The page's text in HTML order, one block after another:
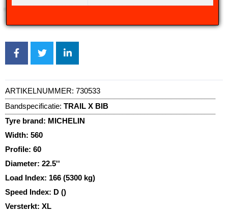
ARTIKELNUMMER: 730533
Bandspecificatie: TRAIL X BIB
Tyre brand: MICHELIN
Width: 560
Profile: 60
Diameter: 22.5''
Load Index: 166 (5300 kg)
Speed Index: D ()
Versterkt: XL